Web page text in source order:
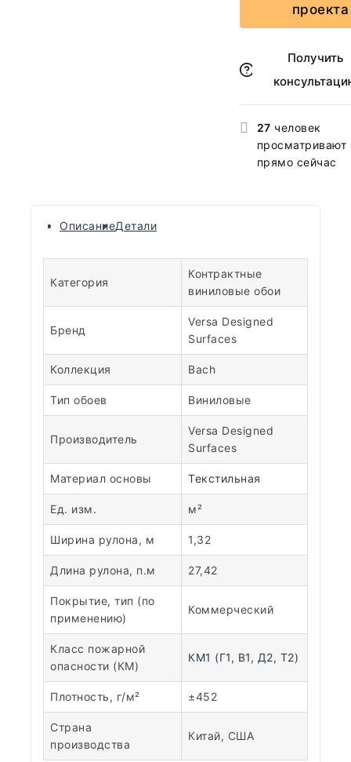
проекта
Получить
27 человек
просматривают
прямо сейчас
ОписаниеДетали
Категория
Контрактные
виниловые обои
Бренд
Versa Designed
Surfaces
Коллекция Bach
Тип обоев Виниловые
Производитель
Versa Designed
Surfaces
Материал основы Текстильная
Ед. изм. м²
Ширина рулона, м 1,32
Длина рулона, п.м 27,42
Покрытие, тип (по
применению)
Коммерческий
Класс пожарной
опасности (КМ)
КМ1 (Г1, В1, Д2, Т2)
Плотность, г/м² ±452
Страна
производства
Китай, США